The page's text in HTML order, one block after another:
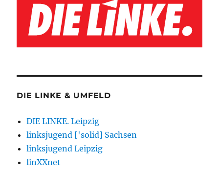
DIE LINKE & UMFELD
DIE LINKE. Leipzig
linksjugend ['solid] Sachsen
linksjugend Leipzig
linXXnet